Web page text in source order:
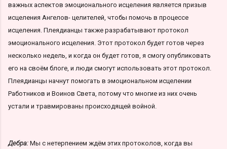
важных аспектов эмоционального исцеления является призыв
исцеления Ангелов- целителей, чтобы помочь в процессе
исцеления. Плеядианцы также разрабатывают протокол
эмоционального исцеления. Этот протокол будет готов через
несколько недель, и когда он будет готов, я смогу опубликовать
его на своём блоге, и люди смогут использовать этот протокол.
Плеядианцы начнут помогать в эмоциональном исцелении
Работников и Воинов Света, потому что многие из них очень
устали и травмированы происходящей войной.
Дебра: Мы с нетерпением ждём этих протоколов, когда вы